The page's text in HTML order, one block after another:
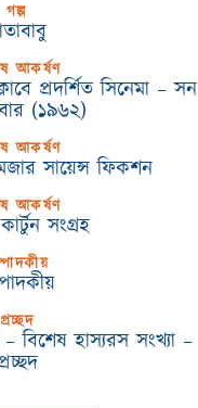
গল্প
আকর্ষণ
প্রদর্শিত সিনেমা – সন
(১৯৬২)
আকর্ষণ
সায়েন্স ফিকশন
আকর্ষণ
সংগ্রহ
প্রচ্ছদ
বিশেষ হাস্যরস সংখ্যা –